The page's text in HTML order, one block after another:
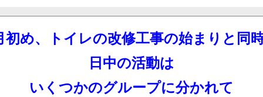
初め、トイレの改修工事の始まりと同
日中の活動は
いくつかのグループに分かれて